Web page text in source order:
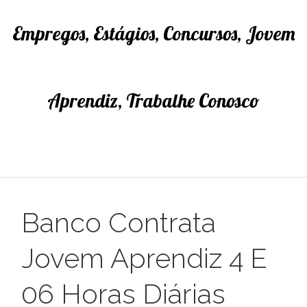
Empregos, Estágios, Concursos, Jovem
Aprendiz, Trabalhe Conosco
Banco Contrata
Jovem Aprendiz 4 E
06 Horas Diárias